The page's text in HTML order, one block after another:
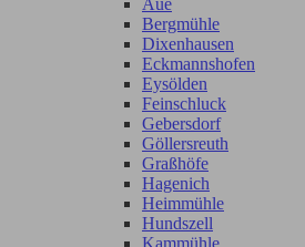
Bergmühle
Dixenhausen
Eckmannshofen
Eysölden
Feinschluck
Gebersdorf
Göllersreuth
Graßhöfe
Hagenich
Heimmühle
Hundszell
Kammühle